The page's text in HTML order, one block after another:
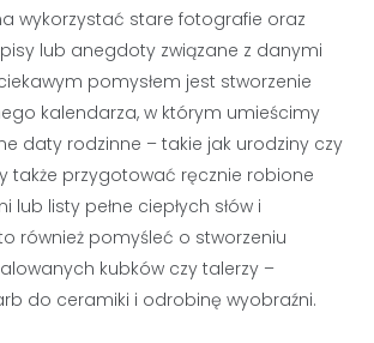
wykorzystać stare fotografie oraz
lub anegdoty związane z danymi
pomysłem jest stworzenie
kalendarza, w którym umieścimy
daty rodzinne – takie jak urodziny czy
także przygotować ręcznie robione
lub listy pełne ciepłych słów i
również pomyśleć o stworzeniu
kubków czy talerzy –
do ceramiki i odrobinę wyobraźni.